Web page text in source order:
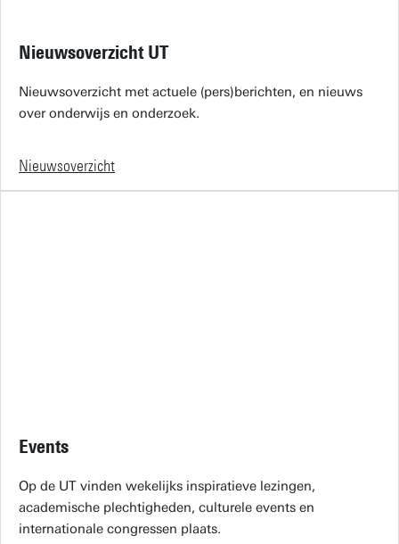
Nieuwsoverzicht UT
Nieuwsoverzicht met actuele (pers)berichten, en nieuws
over onderwijs en onderzoek.
Nieuwsoverzicht
Events
Op de UT vinden wekelijks inspiratieve lezingen,
academische plechtigheden, culturele events en
internationale congressen plaats.